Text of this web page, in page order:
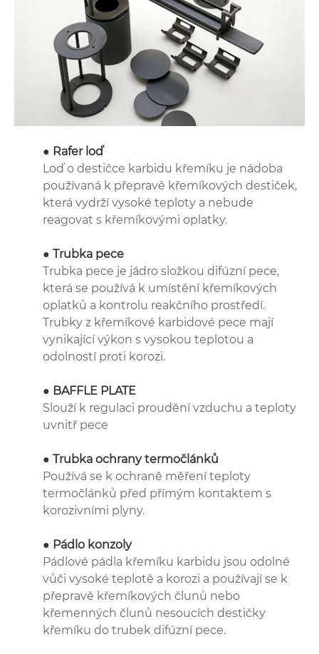
● Rafer loď
Loď o destičce karbidu křemíku je nádoba
používaná k přepravě křemíkových destiček,
která vydrží vysoké teploty a nebude
reagovat s křemíkovými oplatky.
● Trubka pece
Trubka pece je jádro složkou difúzní pece,
která se používá k umístění křemíkových
oplatků a kontrolu reakčního prostředí.
Trubky z křemíkové karbidové pece mají
vynikající výkon s vysokou teplotou a
odolností proti korozi.
● BAFFLE PLATE
Slouží k regulaci proudění vzduchu a teploty
uvnitř pece
● Trubka ochrany termočlánků
Používá se k ochraně měření teploty
termočlánků před přímým kontaktem s
korozivními plyny.
● Pádlo konzoly
Pádlové pádla křemíku karbidu jsou odolné
vůči vysoké teplotě a korozi a používají se k
přepravě křemíkových člunů nebo
křemenných člunů nesoucích destičky
křemíku do trubek difúzní pece.